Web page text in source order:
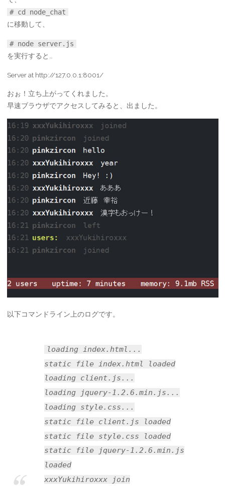
# cd node_chat
に移動して、
# node server.js
を実行すると…
Server at http://127.0.0.1:8001/
おぉ！立ち上がってくれました。
早速ブラウザでアクセスしてみると、出ました。
以下コマンドライン上のログです。
loading index.html...
static file index.html loaded
loading client.js...
loading jquery-1.2.6.min.js...
loading style.css...
static file client.js loaded
static file style.css loaded
static file jquery-1.2.6.min.js
loaded
xxxYukihiroxxx join